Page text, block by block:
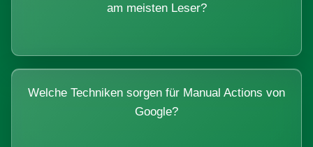
am meisten Leser?
Welche Techniken sorgen für Manual Actions von
Google?